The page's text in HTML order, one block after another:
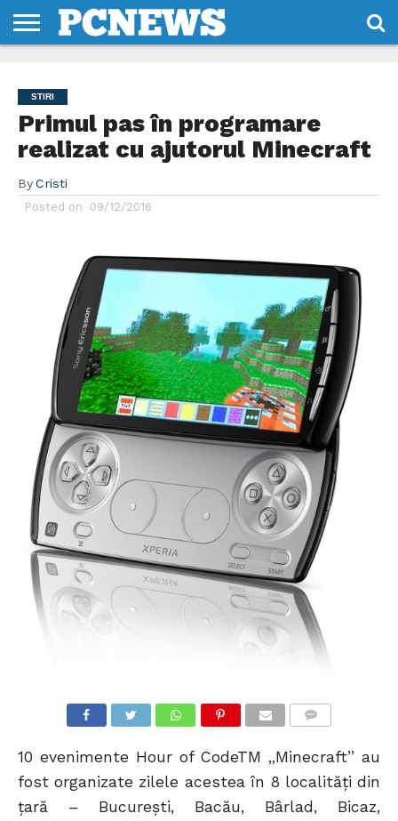
NOI
SI
CONDITII
STIRI
Primul pas în programare
realizat cu ajutorul Minecraft
By Cristi
Posted on 09/12/2016
10 evenimente Hour of CodeTM „Minecraft” au
fost organizate zilele acestea în 8 localități din
țară – București, Bacău, Bârlad, Bicaz,